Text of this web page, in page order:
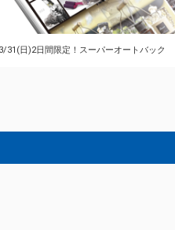
31(日)2日間限定！スーパーオートバック